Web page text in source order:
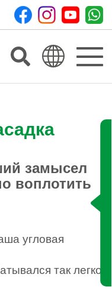
Toggle
замысел
воплотить
угловая
так легко